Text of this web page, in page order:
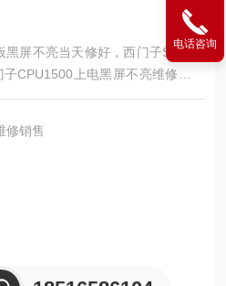
黑屏不亮当天修好，西门子S7-150
CPU1500上电黑屏不亮维修，西
修，西门子CPU1500上电无显示
上电不启动维修，西门子CPU15
启动亮红灯维修，西门子P
修销售
电话咨询